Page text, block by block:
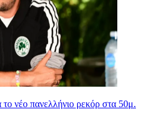
νέο πανελλήνιο ρεκόρ στα 50μ.